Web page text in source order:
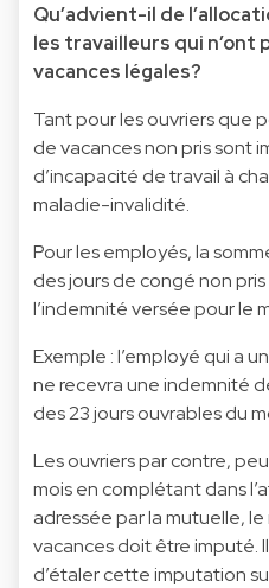
Qu’advient-il de
les travailleurs qui n’ont
vacances légales?
Tant pour les ouvriers que
de vacances non pris sont
d’incapacité de travail à
maladie-invalidité.
Pour les employés, la
des jours de congé non
l’indemnité versée pour le
Exemple : l’employé qui a
ne recevra une indemnité
des 23 jours ouvrables du
Les ouvriers par contre,
mois en complétant dans
adressée par la mutuelle,
vacances doit être imputé.
d’étaler cette imputation